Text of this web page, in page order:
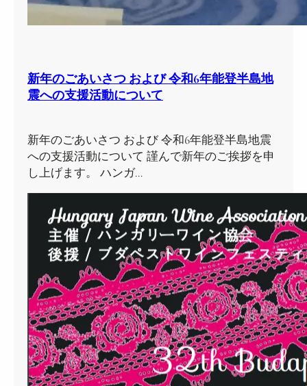
新年のごあいさつ および 令和6年能登半島地
震への支援活動について
新年のごあいさつ および 令和6年能登半島地震
への支援活動について 謹んで新年のご挨拶を申
し上げます。 ハンガ…